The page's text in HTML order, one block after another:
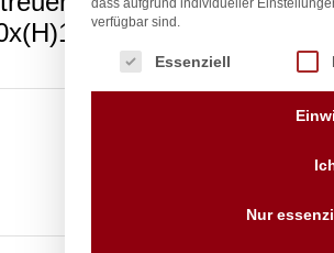
dass aufgrund individueller
verfügbar sind.
Es folgt eine Liste der Service-
Essenziell
Nur